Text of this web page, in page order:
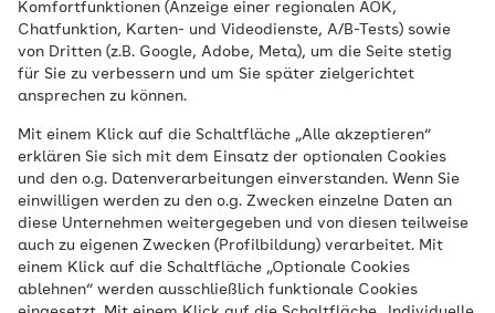
Komfortfunktionen (Anzeige einer regionalen AOK,
Chatfunktion, Karten- und Videodienste, A/B-Tests) sowie
von Dritten (z.B. Google, Adobe, Meta), um die Seite stetig
für Sie zu verbessern und um Sie später zielgerichtet
ansprechen zu können.
Mit einem Klick auf die Schaltfläche „Alle akzeptieren“
erklären Sie sich mit dem Einsatz der optionalen Cookies
und den o.g. Datenverarbeitungen einverstanden. Wenn Sie
einwilligen werden zu den o.g. Zwecken einzelne Daten an
diese Unternehmen weitergegeben und von diesen teilweise
auch zu eigenen Zwecken (Profilbildung) verarbeitet. Mit
einem Klick auf die Schaltfläche „Optionale Cookies
ablehnen“ werden ausschließlich funktionale Cookies
Auswirkungen einer Abfindung auf den
Versicherungsschutz bei der AOK im Falle
einer betriebsbedingten Kündigung.